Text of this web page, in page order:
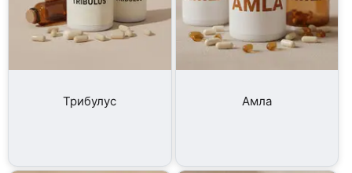
Трибулус Амла